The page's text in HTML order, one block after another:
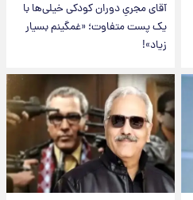
آقای مجریِ دوران کودکی خیلی‌ها با
یک پست متفاوت؛ «غمگینم بسیار
زیاد»!